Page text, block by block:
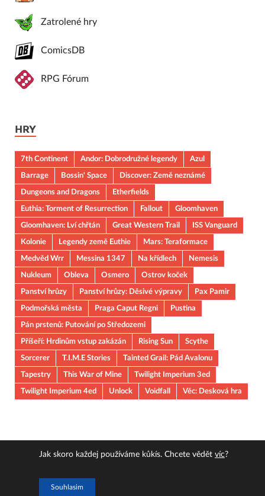
Zatrolené hry
ComicsDB
RPG Fórum
HRY
7th Continent Andor: Dobrodružné legendy
Azul
Barrage
Bossin' Space
Discover: Země neznámé
Dungeons and Dragons
Etherfields
Euthia: Torment of Resurrection
Fallout
Gloomhaven
Gloomhaven: Lví chřtán
Great Western Trail
ISS Vanguard
Kolonie
Legendy země Euthie
Mars: Teraformace
Medvěd Wrr
Messina 1347 Na křídlech
Nemesis
Nukleum
Obleva Osmero
Ostrov koček
Panství hrůzy
Panství hrůzy: Děsivé výpravy
Pax Pamir
Podmořská města
Praga Caput Regni
Pustina
Pán prstenů: Putování po Středozemi
Příšeří: Hrdinům vstup zakázán
Rising Sun
Scythe
Sorcerer
T.I.M.E Stories
Tainted Grail: Pád Avalonu
Tapestry
This War of Mine
Twilight Imperium 3ed
Twilight Imperium 4ed
Unlock Voidfall Věc: Desková hra
Powered byWordPress
Jak skoro každej používáme kůkís. Chcete vědět víc?
Souhlasim